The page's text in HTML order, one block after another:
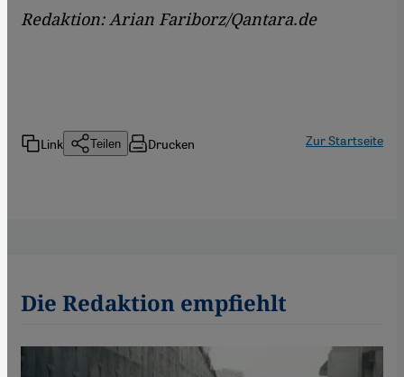
Redaktion: Arian Fariborz/Qantara.de
Link Teilen Drucken Zur Startseite
Die Redaktion empfiehlt